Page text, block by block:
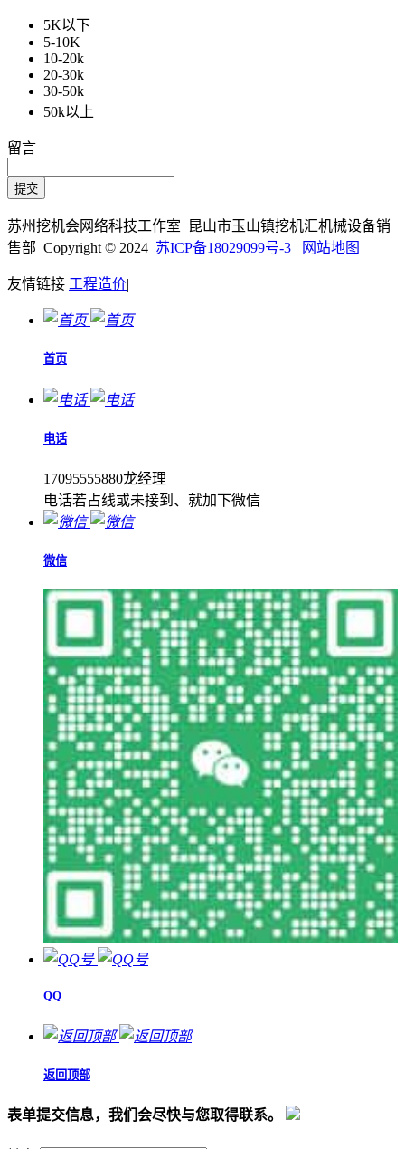
5K以下
5-10K
10-20k
20-30k
30-50k
50k以上
留言
苏州挖机会网络科技工作室 昆山市玉山镇挖机汇机械设备销
售部 Copyright © 2024 苏ICP备18029099号-3 网站地图
友情链接 工程造价|
首页
电话
17095555880龙经理
电话若占线或未接到、就加下微信
微信
QQ
返回顶部
表单提交信息，我们会尽快与您取得联系。